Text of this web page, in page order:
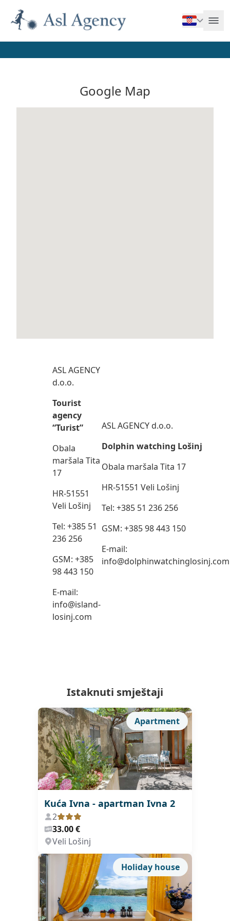
Google Map
ASL AGENCY
d.o.o.
Tourist
agency
“Turist”
Obala
maršala Tita
17
HR-51551
Veli Lošinj
Tel: +385 51
236 256
GSM: +385
98 443 150
E-mail:
info@island-
losinj.com
ASL AGENCY d.o.o.
Dolphin watching Lošinj
Obala maršala Tita 17
HR-51551 Veli Lošinj
Tel: +385 51 236 256
GSM: +385 98 443 150
E-mail:
info@dolphinwatchinglosinj.com
Istaknuti smještaji
Apartment
Kuća Ivna - apartman Ivna 2
2
33.00 €
Veli Lošinj
Holiday house